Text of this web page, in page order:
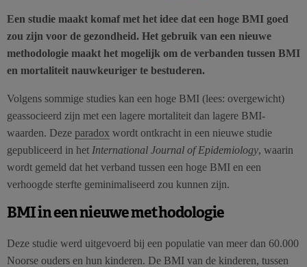
Een studie maakt komaf met het idee dat een hoge BMI goed
zou zijn voor de gezondheid. Het gebruik van een nieuwe
methodologie maakt het mogelijk om de verbanden tussen BMI
en mortaliteit nauwkeuriger te bestuderen.
Volgens sommige studies kan een hoge BMI (lees: overgewicht)
geassocieerd zijn met een lagere mortaliteit dan lagere BMI-
waarden. Deze paradox wordt ontkracht in een nieuwe studie
gepubliceerd in het International Journal of Epidemiology, waarin
wordt gemeld dat het verband tussen een hoge BMI en een
verhoogde sterfte geminimaliseerd zou kunnen zijn.
BMI in een nieuwe methodologie
Deze studie werd uitgevoerd bij een populatie van meer dan 60.000
Noorse ouders en hun kinderen. De BMI van de kinderen, tussen